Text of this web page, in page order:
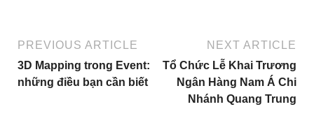
PREVIOUS ARTICLE
3D Mapping trong Event:
những điều bạn cần biết
NEXT ARTICLE
Tổ Chức Lễ Khai Trương
Ngân Hàng Nam Á Chi
Nhánh Quang Trung